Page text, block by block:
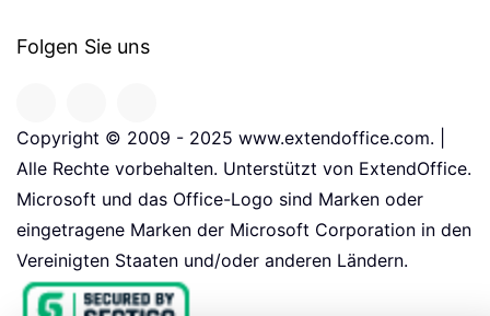
Folgen Sie uns
Copyright © 2009 - 2025 www.extendoffice.com. |
Alle Rechte vorbehalten. Unterstützt von ExtendOffice.
Microsoft und das Office-Logo sind Marken oder
eingetragene Marken der Microsoft Corporation in den
Vereinigten Staaten und/oder anderen Ländern.